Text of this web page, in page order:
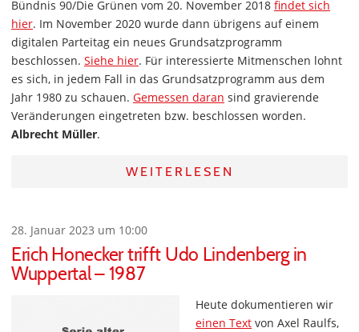
Bündnis 90/Die Grünen vom 20. November 2018 findet sich
hier. Im November 2020 wurde dann übrigens auf einem
digitalen Parteitag ein neues Grundsatzprogramm
beschlossen. Siehe hier. Für interessierte Mitmenschen lohnt
es sich, in jedem Fall in das Grundsatzprogramm aus dem
Jahr 1980 zu schauen. Gemessen daran sind gravierende
Veränderungen eingetreten bzw. beschlossen worden.
Albrecht Müller.
WEITERLESEN
28. Januar 2023 um 10:00
Erich Honecker trifft Udo Lindenberg in
Wuppertal – 1987
Heute dokumentieren wir
einen Text von Axel Raulfs,